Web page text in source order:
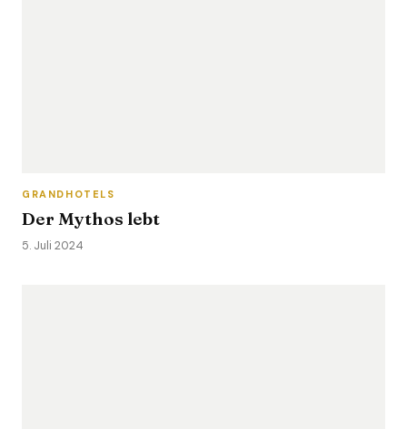
GRANDHOTELS
Der Mythos lebt
5. Juli 2024